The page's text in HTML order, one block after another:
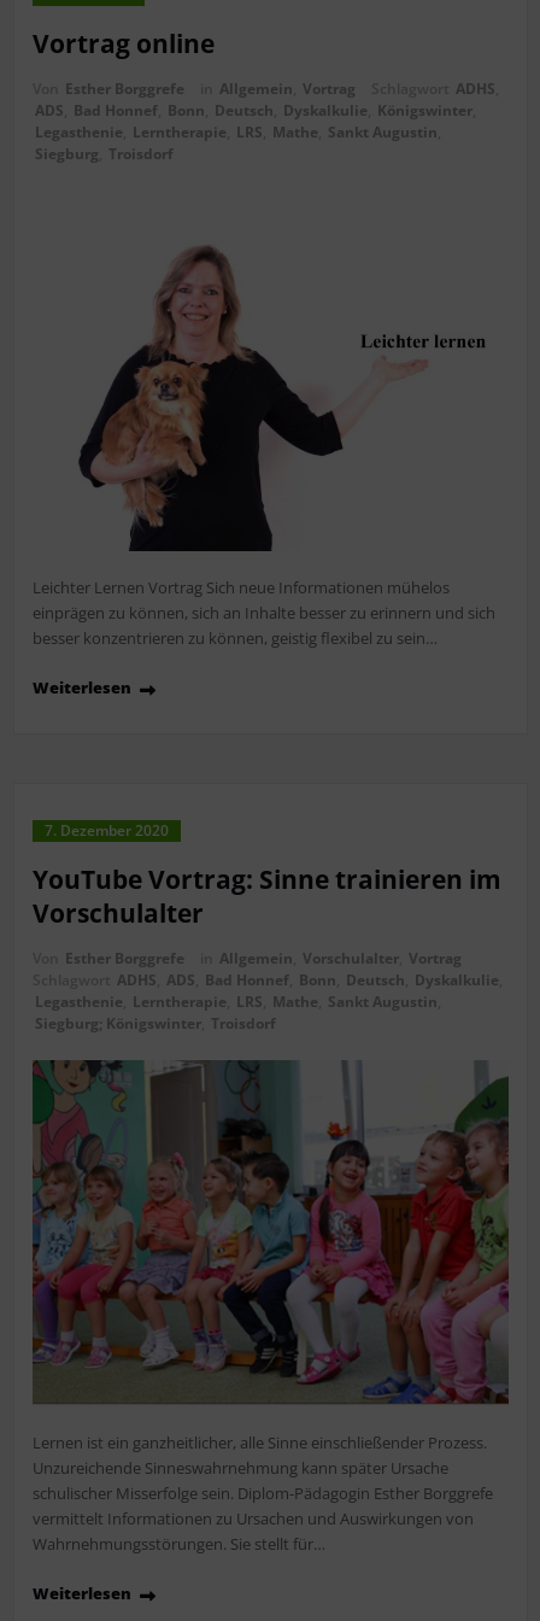
Vortrag online
Esther Borggrefe Allgemein Vortrag ADHS
ADS Bad Honnef, Bonn Deutsch Dyskalkulie Königswinter,
Legasthenie Lerntherapie LRS Mathe Sankt Augustin
Siegburg Troisdorf
Leichter Lernen Vortrag Sich neue Informationen mühelos
einprägen zu können, sich an Inhalte besser zu erinnern und sich
besser konzentrieren zu können, geistig flexibel zu sein…
Weiterlesen
7. Dezember 2020
YouTube Vortrag: Sinne trainieren im
Vorschulalter
Esther Borggrefe Allgemein Vorschulalter, Vortrag
ADHS ADS Bad Honnef, Bonn Deutsch Dyskalkulie
Legasthenie Lerntherapie LRS Mathe Sankt Augustin
Siegburg; Königswinter, Troisdorf
Lernen ist ein ganzheitlicher, alle Sinne einschließender Prozess.
Unzureichende Sinneswahrnehmung kann später Ursache
schulischer Misserfolge sein. Diplom-Pädagogin Esther Borggrefe
vermittelt Informationen zu Ursachen und Auswirkungen von
Wahrnehmungsstörungen. Sie stellt für…
Weiterlesen